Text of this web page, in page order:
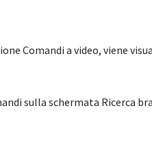
Comandi a video, viene
sulla schermata Ricerca